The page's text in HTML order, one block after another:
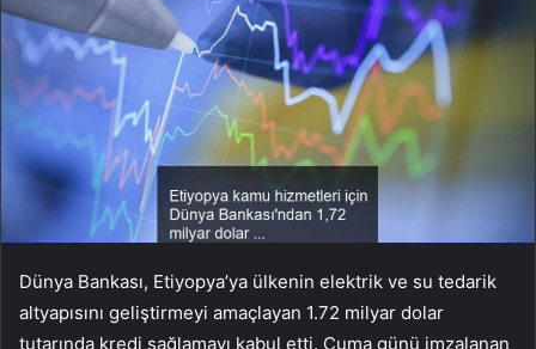
Dünya Bankası, Etiyopya’ya ülkenin elektrik ve su tedarik
altyapısını geliştirmeyi amaçlayan 1.72 milyar dolar
tutarında kredi sağlamayı kabul etti. Cuma günü imzalanan